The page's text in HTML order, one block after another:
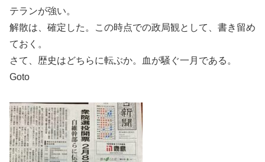
テランが強い。
解散は、確定した。この時点での政局観として、書き留め
ておく。
さて、歴史はどちらに転ぶか。血が騒ぐ一月である。
Goto